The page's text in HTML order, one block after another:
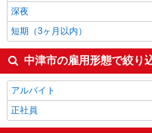
深夜
短期（3ヶ月以内）
中津市の雇用形態で絞り
アルバイト
正社員